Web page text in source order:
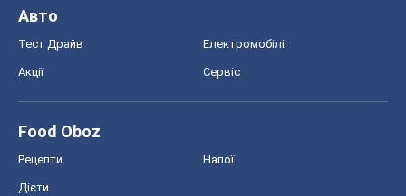
Авто
Тест Драйв Електромобілі
Акції Сервіс
Food Oboz
Рецепти Напої
Дієти